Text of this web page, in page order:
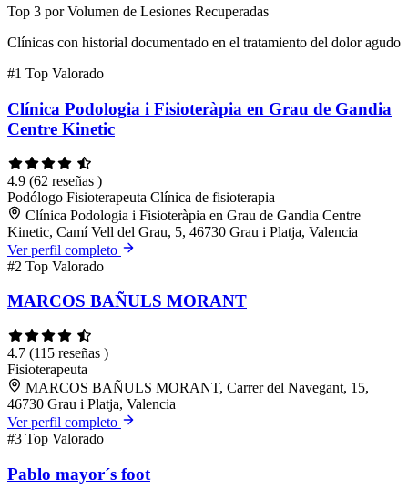
Top 3 por Volumen de Lesiones Recuperadas
Clínicas con historial documentado en el tratamiento del dolor agudo
#1 Top Valorado
Clínica Podologia i Fisioteràpia en Grau de Gandia
Centre Kinetic
4.9 (62 reseñas )
Podólogo Fisioterapeuta Clínica de fisioterapia
Clínica Podologia i Fisioteràpia en Grau de Gandia Centre
Kinetic, Camí Vell del Grau, 5, 46730 Grau i Platja, Valencia
Ver perfil completo
#2 Top Valorado
MARCOS BAÑULS MORANT
4.7 (115 reseñas )
Fisioterapeuta
MARCOS BAÑULS MORANT, Carrer del Navegant, 15,
46730 Grau i Platja, Valencia
Ver perfil completo
#3 Top Valorado
Pablo mayor´s foot